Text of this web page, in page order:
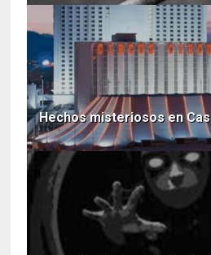
Hechos misteriosos en